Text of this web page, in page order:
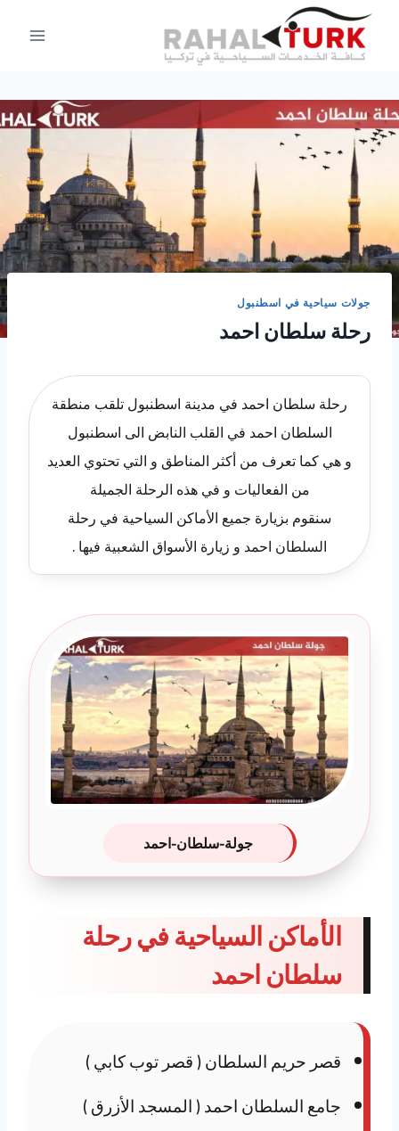
التجاوز
المحتوى
جولات سياحية في اسطنبول
رحلة سلطان احمد
رحلة سلطان احمد في مدينة اسطنبول تلقب منطقة
السلطان احمد في القلب النابض الى اسطنبول
و هي كما تعرف من أكثر المناطق و التي تحتوي العديد
من الفعاليات و في هذه الرحلة الجميلة
سنقوم بزيارة جميع الأماكن السياحية في رحلة
السلطان احمد و زيارة الأسواق الشعبية فيها .
جولة-سلطان-احمد
الأماكن السياحية في رحلة
سلطان احمد
قصر حريم السلطان ( قصر توب كابي )
جامع السلطان احمد ( المسجد الأزرق )